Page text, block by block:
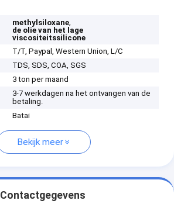
methylsiloxane,
de olie van het lage
viscositeitssilicone
T/T, Paypal, Western Union, L/C
TDS, SDS, COA, SGS
3 ton per maand
3-7 werkdagen na het ontvangen van de
betaling.
Batai
Bekijk meer
Contactgegevens